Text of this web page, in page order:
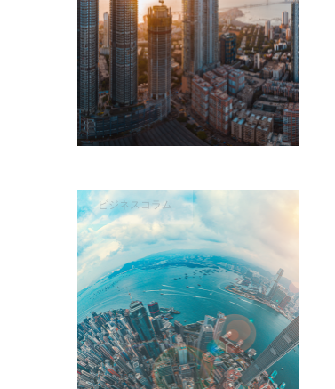
ビジネスコラム